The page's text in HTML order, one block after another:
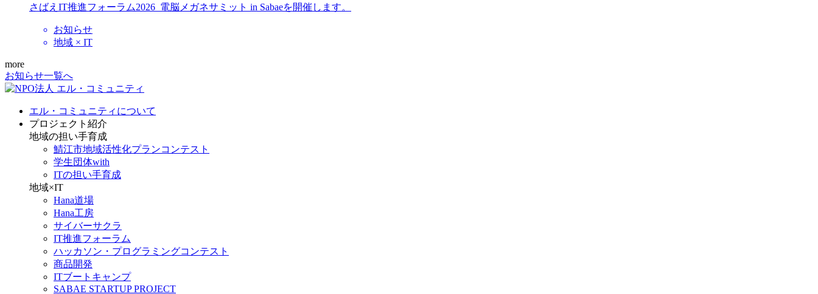
さばえIT推進フォーラム2026_電脳メガネサミット in Sabaeを開催します。
お知らせ
地域 × IT
more
お知らせ一覧へ
エル・コミュニティについて
プロジェクト紹介
地域の担い手育成
鯖江市地域活性化プランコンテスト
学生団体with
ITの担い手育成
地域×IT
Hana道場
Hana工房
サイバーサクラ
IT推進フォーラム
ハッカソン・プログラミングコンテスト
商品開発
ITブートキャンプ
SABAE STARTUP PROJECT